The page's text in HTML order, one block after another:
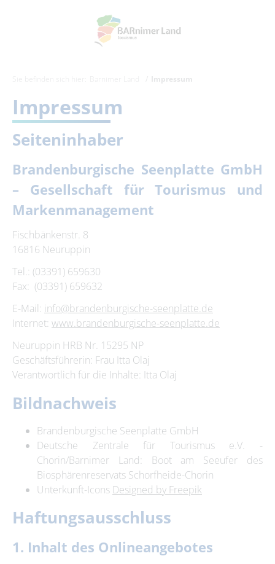
Impressum
Impressum
Seiteninhaber
Brandenburgische Seenplatte GmbH
– Gesellschaft für Tourismus und
Markenmanagement
Fischbänkenstr. 8
16816 Neuruppin
Tel.: (03391) 659630
Fax: (03391) 659632
E-Mail: info@brandenburgische-seenplatte.de
Internet: www.brandenburgische-seenplatte.de
Neuruppin HRB Nr. 15295 NP
Geschäftsführerin: Frau Itta Olaj
Verantwortlich für die Inhalte: Itta Olaj
Bildnachweis
Brandenburgische Seenplatte GmbH
Deutsche Zentrale für Tourismus e.V. -
Chorin/Barnimer Land: Boot am Seeufer des
Biosphärenreservats Schorfheide-Chorin
Unterkunft-Icons Designed by Freepik
Haftungsausschluss
1. Inhalt des Onlineangebotes